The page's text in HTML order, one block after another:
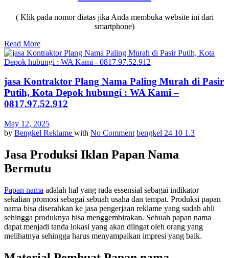
( Klik pada nomor diatas jika Anda membuka website ini dari
smartphone)
Read More
jasa Kontraktor Plang Nama Paling Murah di Pasir
Putih, Kota Depok hubungi : WA Kami –
0817.97.52.912
May 12, 2025
by Bengkel Reklame with No Comment bengkel 24 10 1.3
Jasa Produksi Iklan Papan Nama
Bermutu
Papan nama adalah hal yang rada essensial sebagai indikator
sekalian promosi sebagai sebuah usaha dan tempat. Produksi papan
nama bisa diserahkan ke jasa pengerjaan reklame yang sudah ahli
sehingga produknya bisa menggembirakan. Sebuah papan nama
dapat menjadi tanda lokasi yang akan diingat oleh orang yang
melihatnya sehingga harus menyampaikan impresi yang baik.